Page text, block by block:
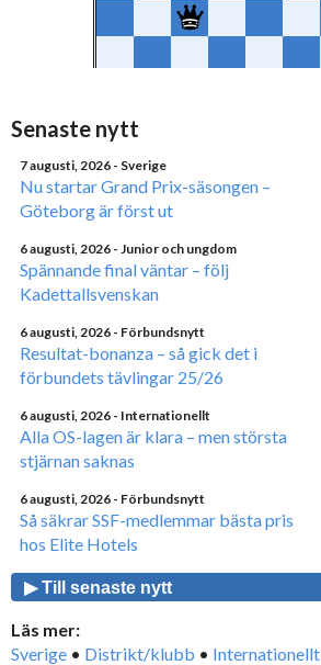
Senaste nytt
7 augusti, 2026 - Sverige
Nu startar Grand Prix-säsongen –
Göteborg är först ut
6 augusti, 2026 - Junior och ungdom
Spännande final väntar – följ
Kadettallsvenskan
6 augusti, 2026 - Förbundsnytt
Resultat-bonanza – så gick det i
förbundets tävlingar 25/26
6 augusti, 2026 - Internationellt
Alla OS-lagen är klara – men största
stjärnan saknas
6 augusti, 2026 - Förbundsnytt
Så säkrar SSF-medlemmar bästa pris
hos Elite Hotels
▶ Till senaste nytt
Läs mer:
Sverige • Distrikt/klubb • Internationellt